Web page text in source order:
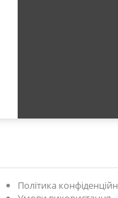
Політика